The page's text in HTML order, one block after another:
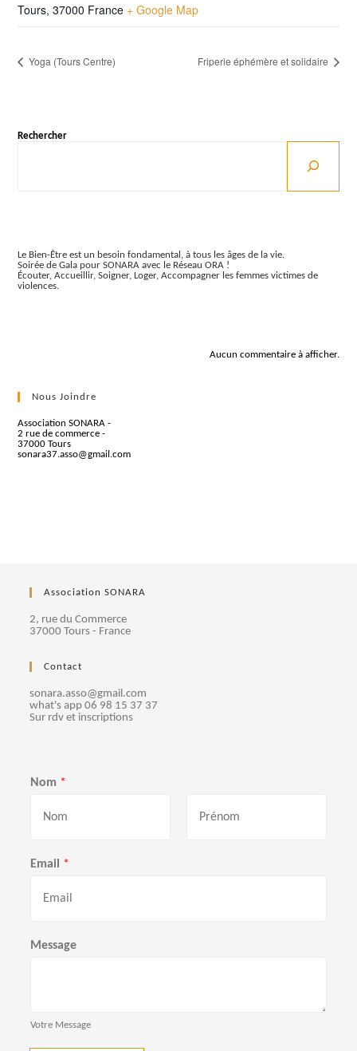
Tours, 37000 France + Google Map
Yoga (Tours Centre) Friperie éphémère et solidaire
Rechercher
Le Bien-Être est un besoin fondamental, à tous les âges de la vie.
Soirée de Gala pour SONARA avec le Réseau ORA !
Écouter, Accueillir, Soigner, Loger, Accompagner les femmes victimes de
violences.
Aucun commentaire à afficher.
Nous Joindre
Association SONARA -
2 rue de commerce -
37000 Tours
sonara37.asso@gmail.com
Association SONARA
2, rue du Commerce
37000 Tours - France
Contact
sonara.asso@gmail.com
what's app 06 98 15 37 37
Sur rdv et inscriptions
Nom *
r
é
Email *
Message
Votre Message